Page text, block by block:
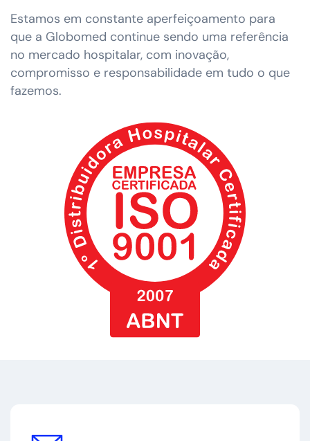
Estamos em constante aperfeiçoamento para
que a Globomed continue sendo uma referência
no mercado hospitalar, com inovação,
compromisso e responsabilidade em tudo o que
fazemos.